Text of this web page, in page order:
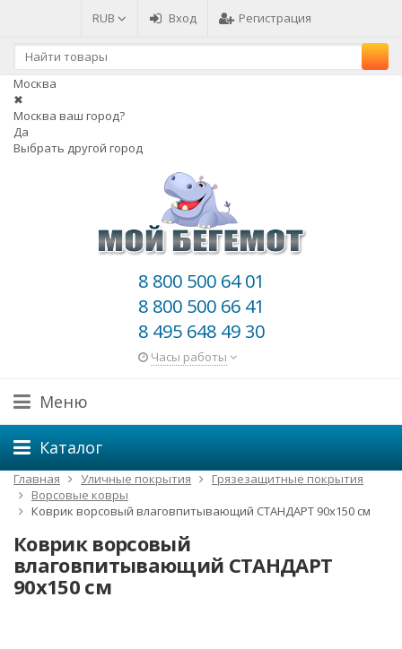
RUB Вход Регистрация
Москва
✖
Москва ваш город?
Да
Выбрать другой город
8 800 500 64 01
8 800 500 66 41
8 495 648 49 30
Часы работы
Меню
Каталог
Главная Уличные покрытия
Грязезащитные покрытия
Ворсовые ковры
Коврик ворсовый влаговпитывающий СТАНДАРТ 90x150 см
Коврик ворсовый
влаговпитывающий СТАНДАРТ
90x150 см